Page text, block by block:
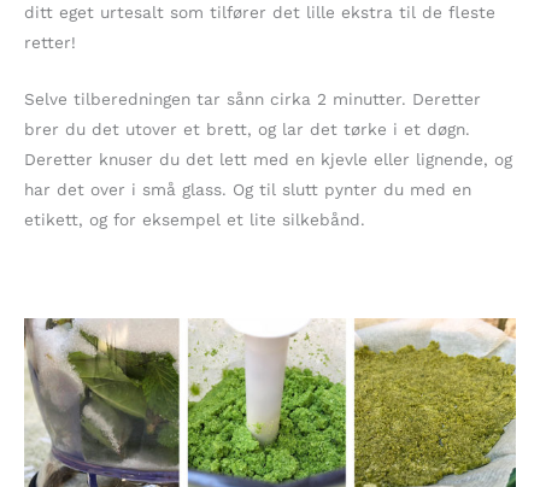
ditt eget urtesalt som tilfører det lille ekstra til de fleste
retter!
Selve tilberedningen tar sånn cirka 2 minutter. Deretter
brer du det utover et brett, og lar det tørke i et døgn.
Deretter knuser du det lett med en kjevle eller lignende, og
har det over i små glass. Og til slutt pynter du med en
etikett, og for eksempel et lite silkebånd.